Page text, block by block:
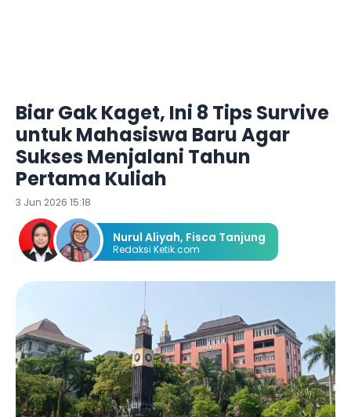
Biar Gak Kaget, Ini 8 Tips Survive
untuk Mahasiswa Baru Agar
Sukses Menjalani Tahun
Pertama Kuliah
3 Jun 2026 15:18
Nurul Aliyah, Fisca Tanjung
Redaksi Ketik.com